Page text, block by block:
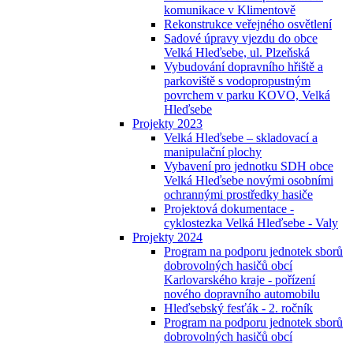
komunikace v Klimentově
Rekonstrukce veřejného osvětlení
Sadové úpravy vjezdu do obce
Velká Hleďsebe, ul. Plzeňská
Vybudování dopravního hřiště a
parkoviště s vodopropustným
povrchem v parku KOVO, Velká
Hleďsebe
Projekty 2023
Velká Hleďsebe – skladovací a
manipulační plochy
Vybavení pro jednotku SDH obce
Velká Hleďsebe novými osobními
ochrannými prostředky hasiče
Projektová dokumentace -
cyklostezka Velká Hleďsebe - Valy
Projekty 2024
Program na podporu jednotek sborů
dobrovolných hasičů obcí
Karlovarského kraje - pořízení
nového dopravního automobilu
Hleďsebský fesťák - 2. ročník
Program na podporu jednotek sborů
dobrovolných hasičů obcí